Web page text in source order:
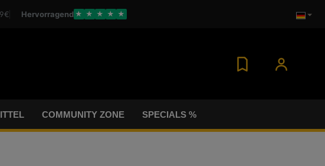
Hervorragend ★ ★ ★ ★ ★
COMMUNITY ZONE SPECIALS %